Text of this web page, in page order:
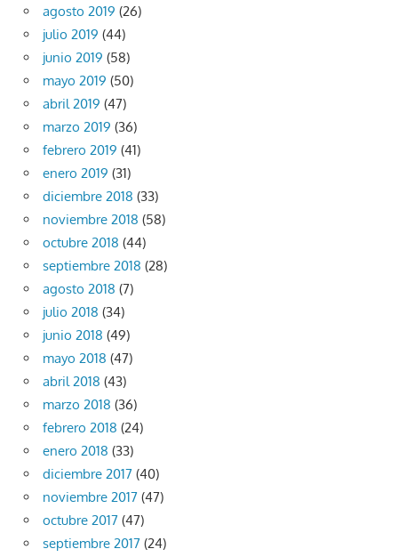
agosto 2019 (26)
julio 2019 (44)
junio 2019 (58)
mayo 2019 (50)
abril 2019 (47)
marzo 2019 (36)
febrero 2019 (41)
enero 2019 (31)
diciembre 2018 (33)
noviembre 2018 (58)
octubre 2018 (44)
septiembre 2018 (28)
agosto 2018 (7)
julio 2018 (34)
junio 2018 (49)
mayo 2018 (47)
abril 2018 (43)
marzo 2018 (36)
febrero 2018 (24)
enero 2018 (33)
diciembre 2017 (40)
noviembre 2017 (47)
octubre 2017 (47)
septiembre 2017 (24)